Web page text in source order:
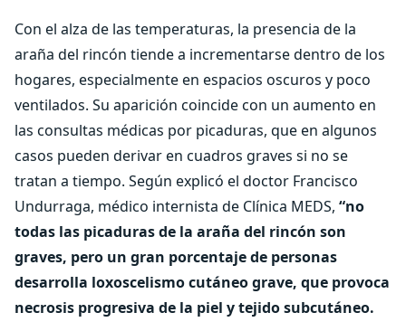
Con el alza de las temperaturas, la presencia de la
araña del rincón tiende a incrementarse dentro de los
hogares, especialmente en espacios oscuros y poco
ventilados. Su aparición coincide con un aumento en
las consultas médicas por picaduras, que en algunos
casos pueden derivar en cuadros graves si no se
tratan a tiempo. Según explicó el doctor Francisco
Undurraga, médico internista de Clínica MEDS, “no
todas las picaduras de la araña del rincón son
graves, pero un gran porcentaje de personas
desarrolla loxoscelismo cutáneo grave, que provoca
necrosis progresiva de la piel y tejido subcutáneo.